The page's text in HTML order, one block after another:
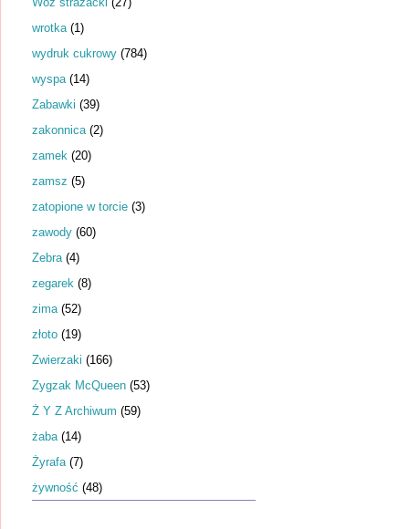
wrotka (1)
wydruk cukrowy (784)
wyspa (14)
Zabawki (39)
zakonnica (2)
zamek (20)
zamsz (5)
zatopione w torcie (3)
zawody (60)
Zebra (4)
zegarek (8)
zima (52)
złoto (19)
Zwierzaki (166)
Zygzak McQueen (53)
Ż Y Z Archiwum (59)
żaba (14)
Żyrafa (7)
żywność (48)